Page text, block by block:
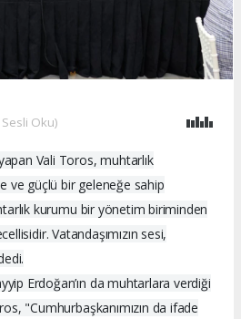
Oku)
Vali Toros, muhtarlık
ve güçlü bir geleneğe sahip
kurumu bir yönetim biriminden
Vatandaşımızın sesi,
Erdoğan’ın da muhtarlara verdiği
"Cumhurbaşkanımızın da ifade